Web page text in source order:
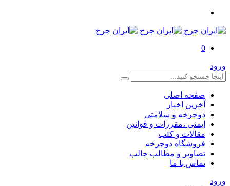
0
ورود
صفحه اصلی
آخرین اخبار
دوچرخه و سلامتی
ایمنی ،مقررات و قوانین
مقالات و کتب
فروشگاه دوچرخه
تصاویر و مطالب جالب
تماس با ما
ورود